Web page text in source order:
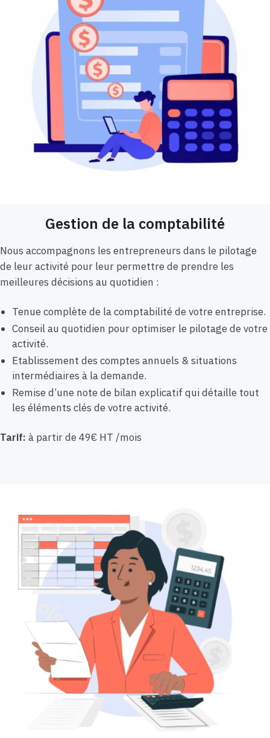
Gestion de la comptabilité
Nous accompagnons les entrepreneurs dans le pilotage
de leur activité pour leur permettre de prendre les
meilleures décisions au quotidien :
Tenue complète de la comptabilité de votre entreprise.
Conseil au quotidien pour optimiser le pilotage de votre
activité.
Etablissement des comptes annuels & situations
intermédiaires à la demande.
Remise d’une note de bilan explicatif qui détaille tout
les éléments clés de votre activité.
Tarif: à partir de 49€ HT /mois